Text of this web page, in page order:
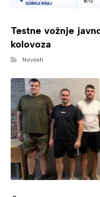
Testne vožnje
kolovoza
Novosti